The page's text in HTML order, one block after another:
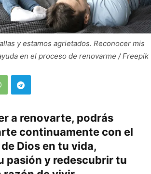
y estamos agrietados. Reconocer mis
en el proceso de renovarme / Freepik
a renovarte, podrás
continuamente con el
Dios en tu vida,
pasión y redescubrir tu